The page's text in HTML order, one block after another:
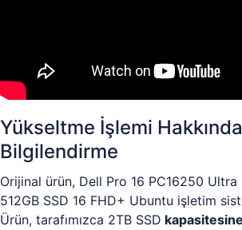
Yükseltme İşlemi Hakkında
Bilgilendirme
Orijinal ürün, Dell Pro 16 PC16250
512GB SSD 16 FHD+ Ubuntu işletim
Ürün, tarafımızca 2TB SSD